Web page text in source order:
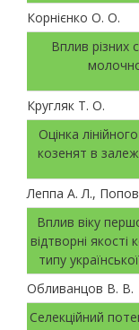
Корнієнко О. О.
Вплив різних
Кругляк Т. О.
Оцінка
козенят в
Леппа А. Л.,
Вплив віку
відтворні якості
типу
Обливанцов В. В.
Селекційний